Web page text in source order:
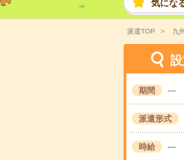
気にな
派遣TOP 九
期間 ---
派遣形式
時給 ---